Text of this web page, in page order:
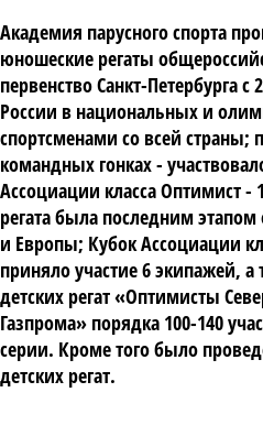
Академия парусного спорта
юношеские регаты
первенство Санкт-Петербурга
России в национальных и
спортсменами со всей страны;
командных гонках -
Ассоциации класса Оптимист -
регата была последним
и Европы; Кубок Ассоциации
приняло участие 6 экипажей,
детских регат «Оптимисты
Газпрома» порядка 100-140
серии. Кроме того было
детских регат.